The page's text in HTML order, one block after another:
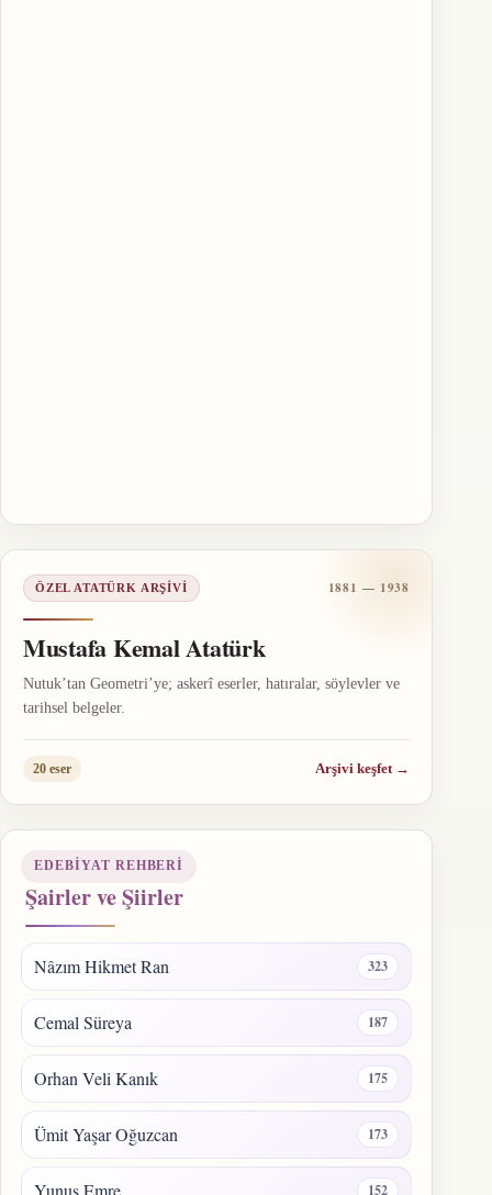
ÖZEL ATATÜRK ARŞIVI 1881 — 1938
Mustafa Kemal Atatürk
Nutuk’tan Geometri’ye; askerî eserler, hatıralar, söylevler ve
tarihsel belgeler.
20 eser Arşivi keşfet →
EDEBIYAT REHBERI
Şairler ve Şiirler
Nâzım Hikmet Ran 323
Cemal Süreya 187
Orhan Veli Kanık 175
Ümit Yaşar Oğuzcan 173
Yunus Emre 152